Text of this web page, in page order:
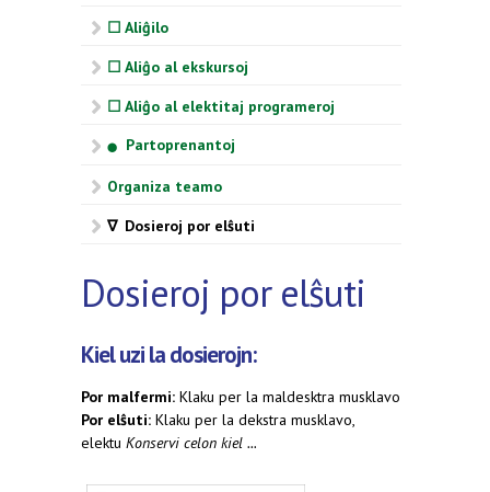
☐ Aliĝilo
☐ Aliĝo al ekskursoj
☐ Aliĝo al elektitaj programeroj
⬤ Partoprenantoj
Organiza teamo
∇ Dosieroj por elŝuti
Dosieroj por elŝuti
Kiel uzi la dosierojn:
Por malfermi: Klaku per la maldesktra musklavo
Por elŝuti: Klaku per la dekstra musklavo,
elektu Konservi celon kiel ...